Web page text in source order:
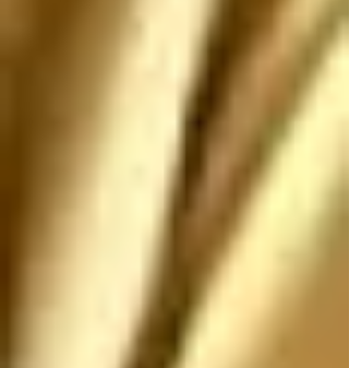
atacan los saludo
antes de que sean
ANIQUILADOS por
SUS propias
construcciones
paradójicas que son
más grandes de lo que
piensan